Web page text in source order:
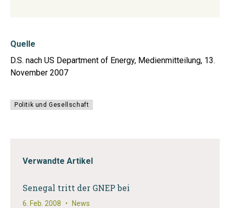
Quelle
D.S. nach US Department of Energy, Medienmitteilung, 13.
November 2007
Politik und Gesellschaft
Verwandte Artikel
Senegal tritt der GNEP bei
6. Feb. 2008 • News